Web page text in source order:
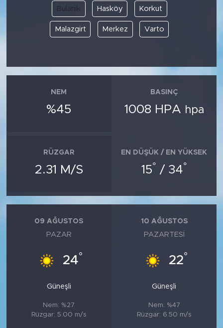
Bulanık Hasköy Korkut
Malazgirt Merkez Varto
NEM
%45
BASINÇ
1008 HPA hpa
RÜZGAR
2.31 M/S
EN DÜŞÜK / EN YÜKSEK
15° / 34°
09 AĞUSTOS
PAZAR
24°
Güneşli
Nem: %27
Rüzgar: 5.00 m/s
10 AĞUSTOS
PAZARTESI
22°
Güneşli
Nem: %47
Rüzgar: 6.50 m/s
EKONOMİ
KÜLTÜR SANAT
TARİH
SAĞLIK
MEDYA KÖŞESİ
VİDEOLAR